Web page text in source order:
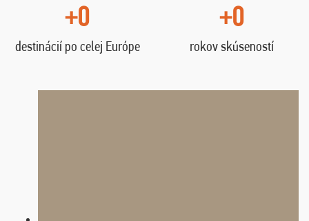
+0
destinácií po celej Európe
+0
rokov skúseností